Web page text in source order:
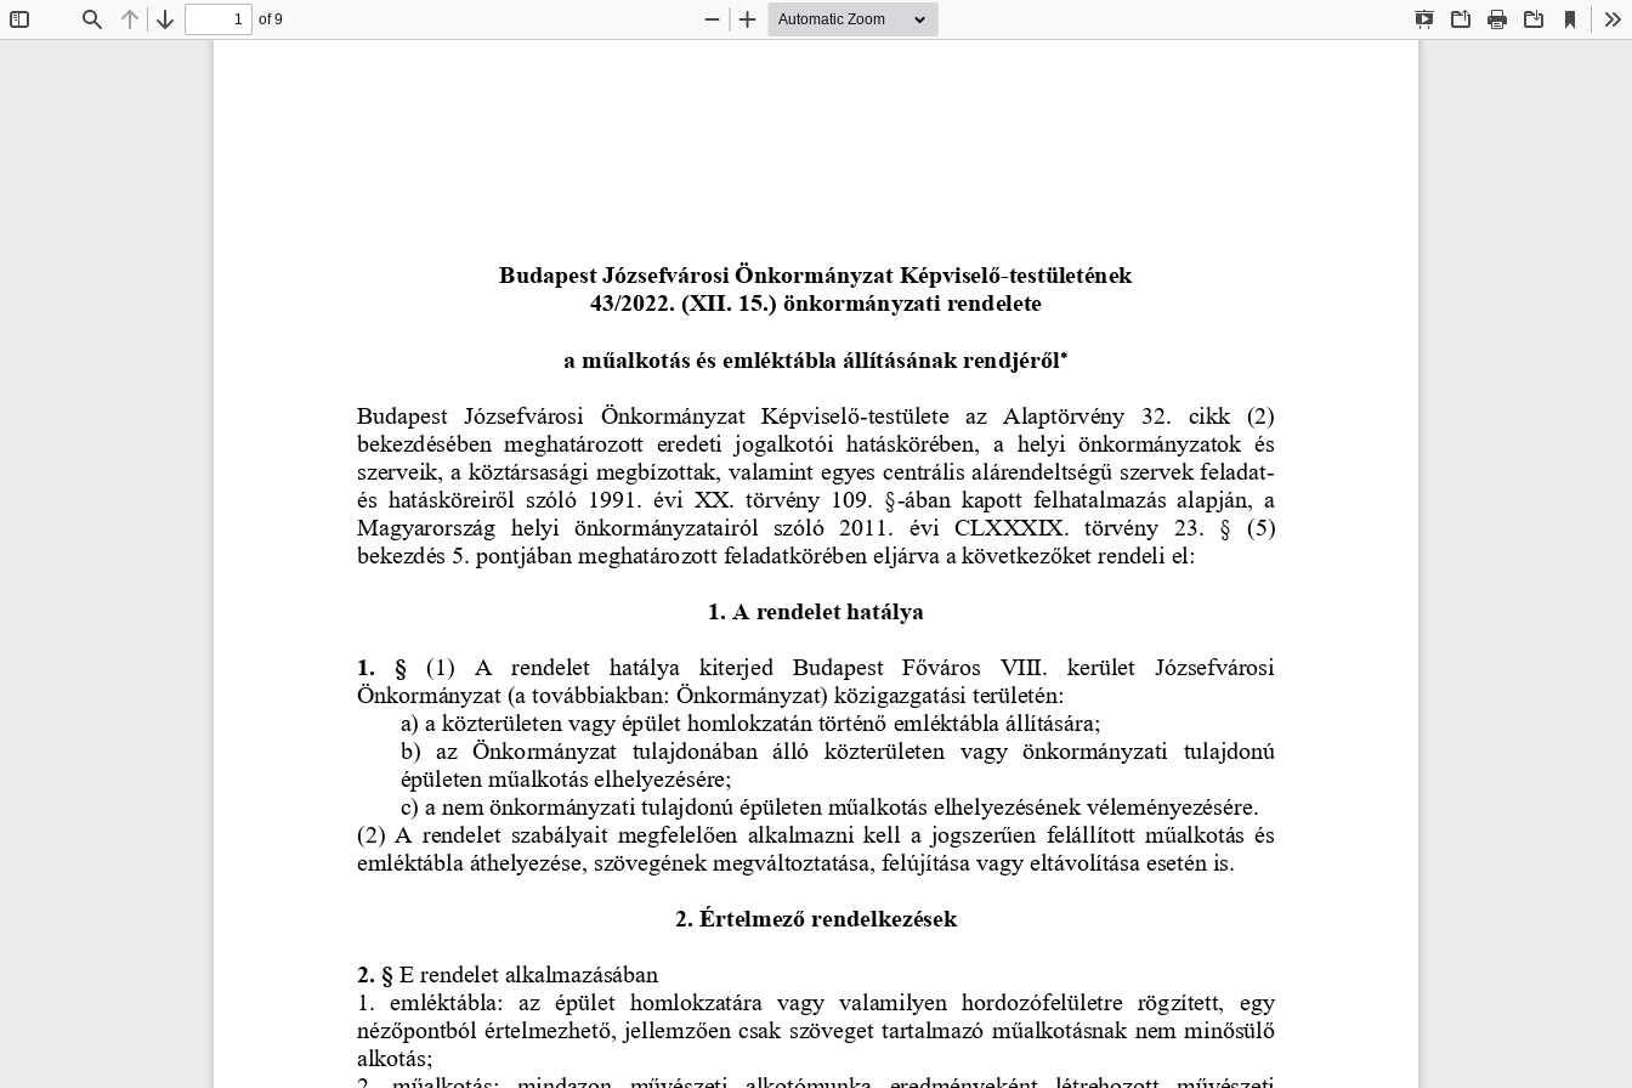
Find Previous
Next
of 9
Presentation
OpenPrint Download
Current
View
Zoom
Zoom
Budapest Józsefvárosi Önkormányzat Képviselő-testületének
43/2022. (XII. 15.) önkormányzati rendelete
a műalkotás és emléktábla állításának rendjéről
Budapest  Józsefvárosi  Önkormányzat  Képviselő-testülete
az  Alaptörvény  32.  cikk  (2)
bekezdésében  meghatározott  eredeti  jogalkotói  hatáskörében, a  helyi  önkormányzatok  és
szerveik, a köztársasági megbízottak, valamint egyes centrális alárendeltségű szervek feladat-
és hatásköreiről szóló 1991. évi XX. törvény 109. §-ában kapott felhatalmazás alapján, a
Magyarország  helyi  önkormányzatairól  szóló  2011.  évi  CLXXXIX.  törvény
23.  §
(5)
bekezdés 5. pontjában meghatározott feladatkörében eljárva a következőket rendeli el:
1. A rendelet hatálya
1.  § (1) A
rendelet  hatálya  kiterjed  Budapest  Főváros  VIII.  kerület  Józsefvárosi
Önkormányzat (a továbbiakban: Önkormányzat) közigazgatási területén:
a) a közterületen vagy épület homlokzatán történő emléktábla állítására;
b)  az  Önkormányzat  tulajdonában  álló  közterületen vagy önkormányzati  tulajdonú
épületen műalkotás elhelyezésére;
c) a nem önkormányzati tulajdonú épületen műalkotás elhelyezésének véleményezésére.
(2) A rendelet szabályait megfelelően alkalmazni kell a jogszerűen felállított műalkotás és
emléktábla áthelyezése, szövegének megváltoztatása, felújítása vagy eltávolítása esetén is.
2. Értelmező rendelkezések
2. § E rendelet alkalmazásában
1.  emléktábla:
az  épület homlokzatára  vagy  valamilyen  hordozófelületre  rögzített,  egy
nézőpontból értelmezhető, jellemzően csak szöveget tartalmazó műalkotásnak nem minősülő
alkotás;